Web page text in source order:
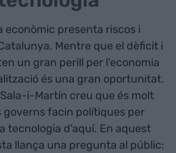
econòmic presenta riscos i
Mentre que el dèficit i
un gran perill per l'economia
és una gran oportunitat.
i-Martín creu que és molt
facin polítiques per
tecnologia d'aquí. En aquest
llança una pregunta al públic: